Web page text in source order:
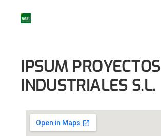
IPSUM PROYECTOS
INDUSTRIALES S.L.